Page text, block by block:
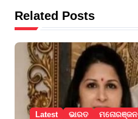
g
a
t
i
o
Related Posts
Latest ଭାରତ ମନୋରଞ୍ଜନ